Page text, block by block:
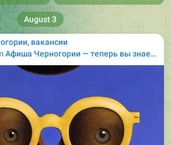
вакансии
Афиша Черногории — теперь вы знаете, куда пойти! (новая афиша)
August 3